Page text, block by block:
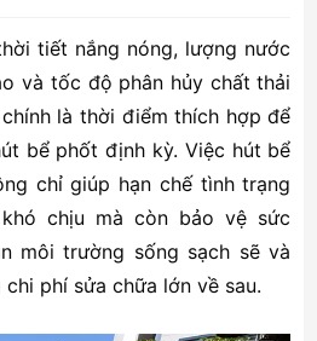
tiết nắng nóng, lượng nước
và tốc độ phân hủy chất thải
là thời điểm thích hợp để
bể phốt định kỳ. Việc hút bể
chỉ giúp hạn chế tình trạng
chịu mà còn bảo vệ sức
môi trường sống sạch sẽ và
phí sửa chữa lớn về sau.